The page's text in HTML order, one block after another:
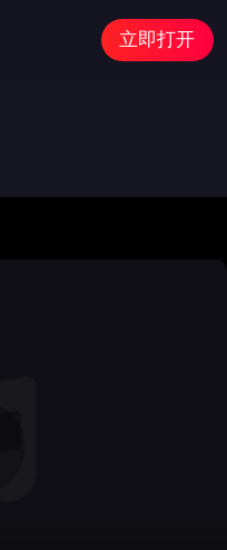
立即打开